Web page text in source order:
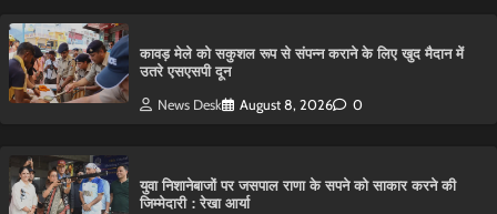
कावड़ मेले को सकुशल रूप से संपन्न कराने के लिए खुद मैदान में
उतरे एसएसपी दून
News Desk August 8, 2026 0
युवा निशानेबाजों पर जसपाल राणा के सपने को साकार करने की
जिम्मेदारी : रेखा आर्या